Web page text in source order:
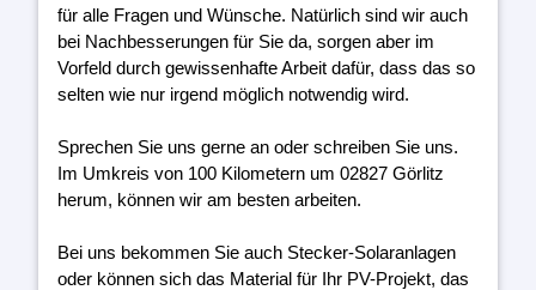
für alle Fragen und Wünsche. Natürlich sind wir auch
bei Nachbesserungen für Sie da, sorgen aber im
Vorfeld durch gewissenhafte Arbeit dafür, dass das so
selten wie nur irgend möglich notwendig wird.
Sprechen Sie uns gerne an oder schreiben Sie uns.
Im Umkreis von 100 Kilometern um 02827 Görlitz
herum, können wir am besten arbeiten.
Bei uns bekommen Sie auch Stecker-Solaranlagen
oder können sich das Material für Ihr PV-Projekt, das